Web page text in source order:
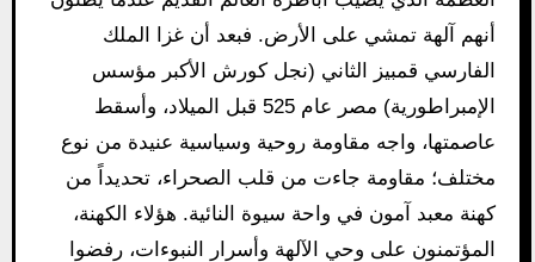
أنهم آلهة تمشي على الأرض. فبعد أن غزا الملك
الفارسي قمبيز الثاني (نجل كورش الأكبر مؤسس
الإمبراطورية) مصر عام 525 قبل الميلاد، وأسقط
عاصمتها، واجه مقاومة روحية وسياسية عنيدة من نوع
مختلف؛ مقاومة جاءت من قلب الصحراء، تحديداً من
كهنة معبد آمون في واحة سيوة النائية. هؤلاء الكهنة،
المؤتمنون على وحي الآلهة وأسرار النبوءات، رفضوا